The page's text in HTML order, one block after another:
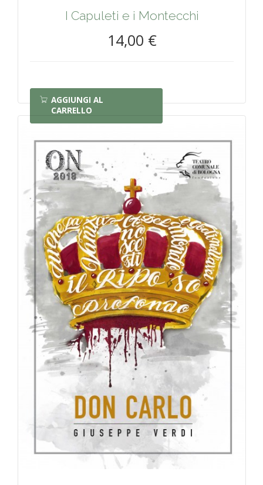
I Capuleti e i Montecchi
14,00 €
AGGIUNGI AL
CARRELLO